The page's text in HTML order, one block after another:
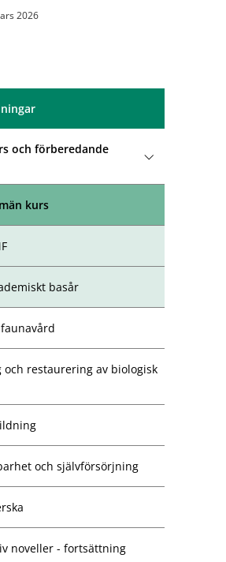
och förberedande
kurs
basår
och restaurering av biologisk
och självförsörjning
noveller - fortsättning
2026